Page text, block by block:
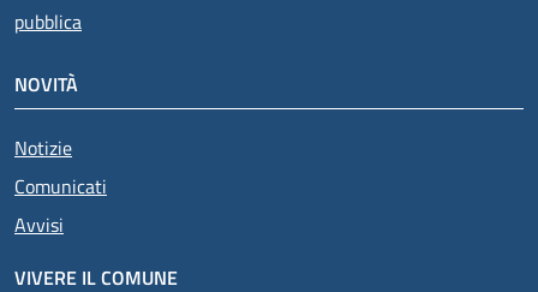
pubblica
NOVITÀ
Notizie
Comunicati
Avvisi
VIVERE IL COMUNE